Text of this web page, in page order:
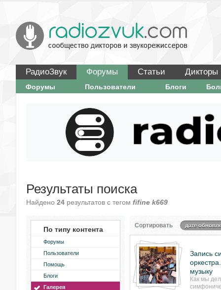
РадиоЗвук Форумы Статьи Дикторы
Форумы Пользователи Блоги
Результаты поиска
Найдено 24 результатов с тегом fifine k669
По типу контента
Форумы
Пользователи
Помощь
Блоги
Галерея
Сортировать дате
Запись
музыку
Как мы